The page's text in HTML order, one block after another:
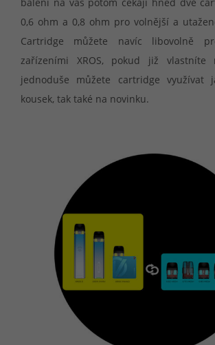
0,6 ohm a 0,8 ohm pro volnější a
Cartridge můžete navíc libovolně
zařízeními XROS, pokud již vlastníte
jednoduše můžete cartridge využívat
kousek, tak také na novinku.